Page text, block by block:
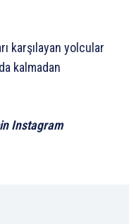
karşılayan yolcular
kalmadan
Instagram